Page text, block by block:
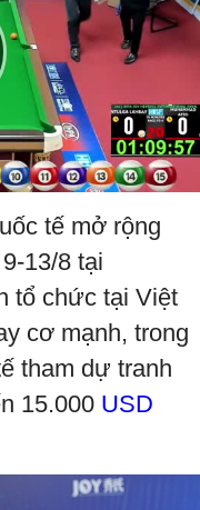
tế mở rộng
13/8 tại
tổ chức tại Việt
cơ mạnh, trong
tham dự tranh
15.000 USD